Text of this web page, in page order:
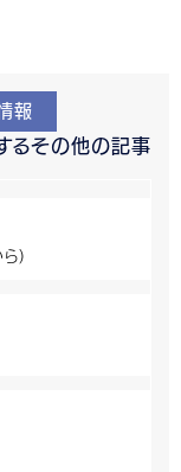
報
るその他の記事
）